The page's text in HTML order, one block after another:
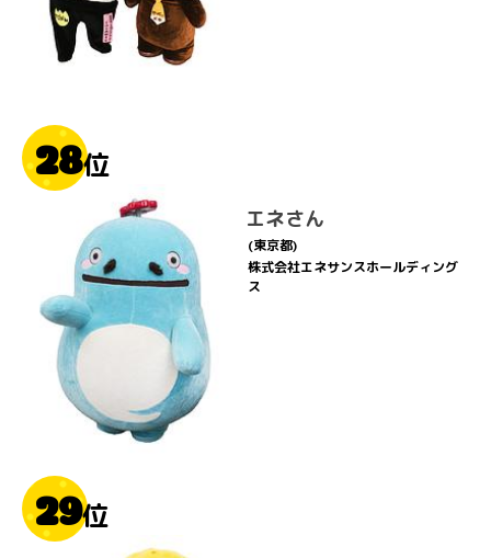
28位
エネさん
(東京都)
株式会社エネサンスホールディング
ス
29位